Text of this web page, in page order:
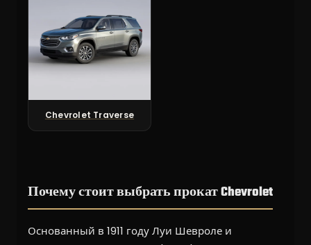
Chevrolet Traverse
Почему стоит выбрать прокат Chevrolet
Основанный в 1911 году Луи Шевроле и